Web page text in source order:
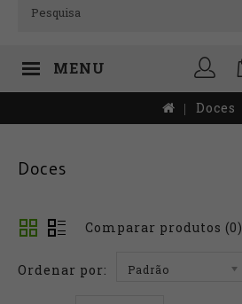
MENU
Doces
Doces
Comparar produtos (0)
Ordenar por: Padrão